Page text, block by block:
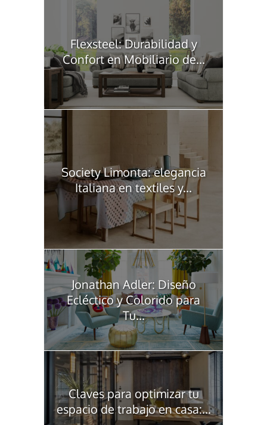
Flexsteel: Durabilidad y
Confort en Mobiliario de...
Society Limonta: elegancia
Italiana en textiles y...
Jonathan Adler: Diseño
Ecléctico y Colorido para
Tu...
Claves para optimizar tu
espacio de trabajo en casa:...